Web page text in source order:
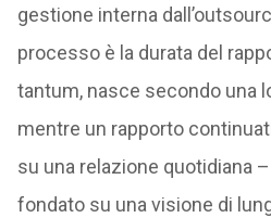
gestione interna
processo è la durata del
tantum, nasce secondo una
mentre un rapporto
su una relazione quotidiana
fondato su una visione di